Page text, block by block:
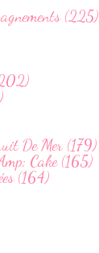
(225)
De Mer (179)
Cake (165)
(164)